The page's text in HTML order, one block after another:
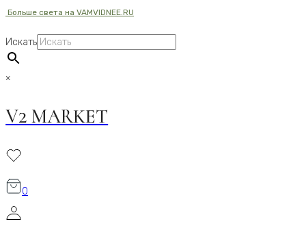
Перейти
содержимому
Больше света на VAMVIDNEE.RU
Искать
×
V2 MARKET
0